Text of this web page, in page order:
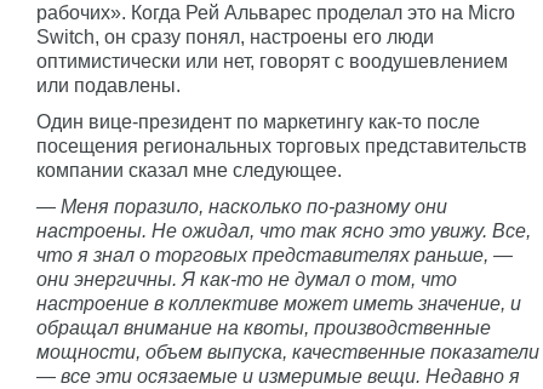
рабочих». Когда Рей Альварес проделал это на Micro
Switch, он сразу понял, настроены его люди
оптимистически или нет, говорят с воодушевлением
или подавлены.
Один вице-президент по маркетингу как-то после
посещения региональных торговых представительств
компании сказал мне следующее.
— Меня поразило, насколько по-разному они
настроены. Не ожидал, что так ясно это увижу. Все,
что я знал о торговых представителях раньше, —
они энергичны. Я как-то не думал о том, что
настроение в коллективе может иметь значение, и
обращал внимание на квоты, производственные
мощности, объем выпуска, качественные показатели
— все эти осязаемые и измеримые вещи. Недавно я